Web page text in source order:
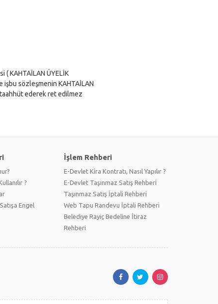
( KAHTAİLAN ÜYELİK
işbu sözleşmenin KAHTAİLAN
ederek ret edilmez
?
Engel
İşlem Rehberi
E-Devlet Kira Kontratı, Nasıl Yapılır ?
E-Devlet Taşınmaz Satış Rehberi
Taşınmaz Satış İptali Rehberi
Web Tapu Randevu İptali Rehberi
Belediye Rayiç Bedeline İtiraz
Rehberi